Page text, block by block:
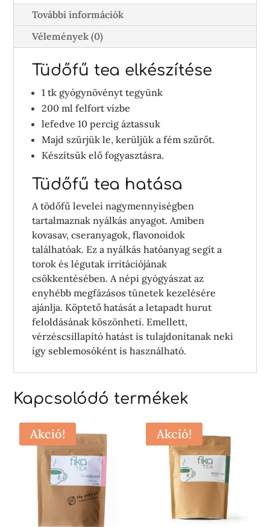
További információk
Vélemények (0)
Tüdőfű tea elkészítése
1 tk gyógynövényt tegyünk
200 ml felfort vízbe
lefedve 10 percig áztassuk
Majd szürjük le, kerüljük a fém szűrőt.
Készítsük elő fogyasztásra.
Tüdőfű tea hatása
A tödőfű levelei nagymennyiségben
tartalmaznak nyálkás anyagot. Amiben
kovasav, cseranyagok, flavonoidok
találhatóak. Ez a nyálkás hatóanyag segít a
torok és légutak irritációjának
csökkentésében. A népi gyógyászat az
enyhébb megfázásos tünetek kezelésére
ajánlja. Köptető hatását a letapadt hurut
feloldásának köszönheti. Emellett,
vérzéscsillapító hatást is tulajdonítanak neki
így seblemosóként is használható.
Kapcsolódó termékek
Akció! Akció!